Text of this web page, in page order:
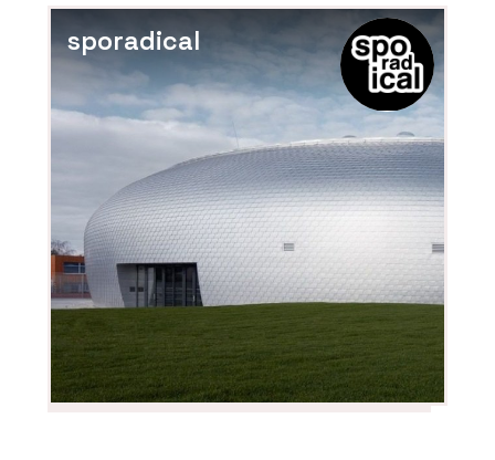
PRODUKTY
Sloupko-příčková fasáda s vysokou
tepelnou izolací MB-MT50N - Aluprof
sporadical